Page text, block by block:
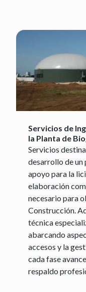
Servicios de
la Planta de
Servicios
desarrollo de un
apoyo para la
elaboración
necesario para
Construcción.
técnica
abarcando
accesos y la
cada fase
respaldo